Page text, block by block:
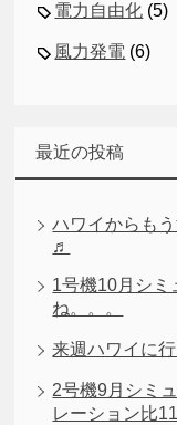
電力自由化 (5)
風力発電 (6)
最近の投稿
ハワイからも
♬
1号機10月シミ
ね。。。
来週ハワイに
2号機9月シミ
レーション比